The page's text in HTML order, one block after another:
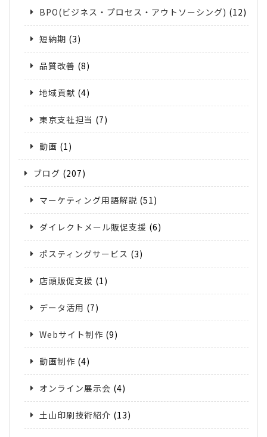
BPO(ビジネス・プロセス・アウトソーシング) (12)
短納期 (3)
品質改善 (8)
地域貢献 (4)
東京支社担当 (7)
動画 (1)
ブログ (207)
マーケティング用語解説 (51)
ダイレクトメール販促支援 (6)
ポスティングサービス (3)
店頭販促支援 (1)
データ活用 (7)
Webサイト制作 (9)
動画制作 (4)
オンライン展示会 (4)
土山印刷技術紹介 (13)